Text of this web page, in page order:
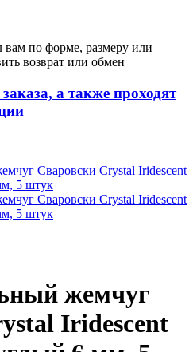
вам по форме, размеру или
возврат или обмен
а также проходят
жемчуг
Iridescent